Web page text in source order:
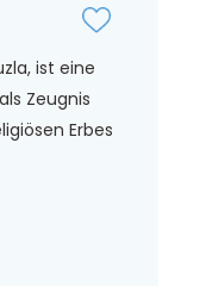
ist eine
Zeugnis
Erbes